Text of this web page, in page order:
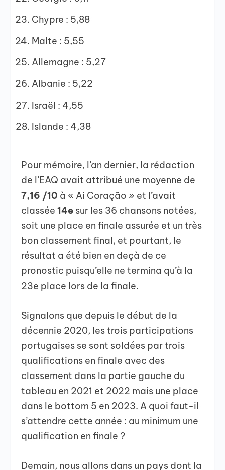
Chypre : 5,88
Malte : 5,55
Allemagne : 5,27
Albanie : 5,22
Israël : 4,55
Islande : 4,38
Pour mémoire, l’an dernier, la rédaction
de l’EAQ avait attribué une moyenne de
7,16 /10 à « Ai Coração » et l’avait
classée14e sur les 36 chansons notées,
soit une place en finale assurée et un très
bon classement final, et pourtant, le
résultat a été bien en deçà de ce
pronostic puisqu’elle ne termina qu’à la
23e place lors de la finale.
Signalons que depuis le début de la
décennie 2020, les trois participations
portugaises se sont soldées par trois
qualifications en finale avec des
classement dans la partie gauche du
tableau en 2021 et 2022 mais une place
dans le bottom 5 en 2023. A quoi faut-il
s’attendre cette année : au minimum une
qualification en finale ?
Demain, nous allons dans un pays dont la